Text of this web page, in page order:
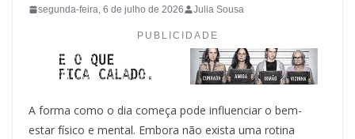
segunda-feira, 6 de julho de 2026 Julia Sousa
PUBLICIDADE
A forma como o dia começa pode influenciar o bem-
estar físico e mental. Embora não exista uma rotina